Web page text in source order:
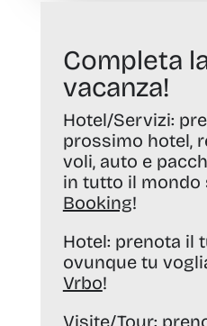
Completa
vacanza!
Hotel/Servizi:
prossimo hotel,
voli, auto e
in tutto il mondo
Booking!
Hotel: prenota il
ovunque tu
Vrbo!
Visite/Tour: